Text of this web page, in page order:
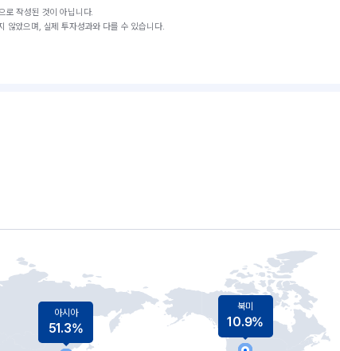
로 작성된 것이 아닙니다.
않았으며, 실제 투자성과와 다를 수 있습니다.
북미
10.9%
아시아
51.3%